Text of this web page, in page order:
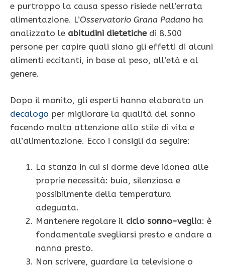
e purtroppo la causa spesso risiede nell’errata
alimentazione. L’Osservatorio Grana Padano ha
analizzato le abitudini dietetichedi 8.500
persone per capire quali siano gli effetti di alcuni
alimenti eccitanti, in base al peso, all’età e al
genere.
Dopo il monito, gli esperti hanno elaborato un
decalogo per migliorare la qualità del sonno
facendo molta attenzione allo stile di vita e
all’alimentazione. Ecco i consigli da seguire:
La stanza in cui si dorme deve idonea alle
proprie necessità: buia, silenziosa e
possibilmente della temperatura
adeguata.
Mantenere regolare il ciclo sonno-veglia: è
fondamentale svegliarsi presto e andare a
nanna presto.
Non scrivere, guardare la televisione o